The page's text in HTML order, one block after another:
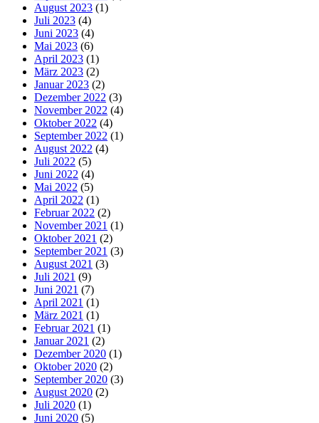
August 2023 (1)
Juli 2023 (4)
Juni 2023 (4)
Mai 2023 (6)
April 2023 (1)
März 2023 (2)
Januar 2023 (2)
Dezember 2022 (3)
November 2022 (4)
Oktober 2022 (4)
September 2022 (1)
August 2022 (4)
Juli 2022 (5)
Juni 2022 (4)
Mai 2022 (5)
April 2022 (1)
Februar 2022 (2)
November 2021 (1)
Oktober 2021 (2)
September 2021 (3)
August 2021 (3)
Juli 2021 (9)
Juni 2021 (7)
April 2021 (1)
März 2021 (1)
Februar 2021 (1)
Januar 2021 (2)
Dezember 2020 (1)
Oktober 2020 (2)
September 2020 (3)
August 2020 (2)
Juli 2020 (1)
Juni 2020 (5)